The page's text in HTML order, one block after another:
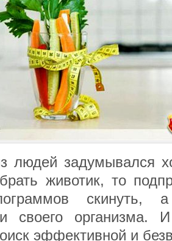
людей задумывался
животик, то
скинуть,
своего
эффективной и